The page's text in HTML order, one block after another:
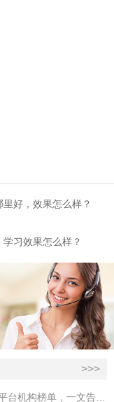
好，效果怎么样？
习效果怎么样？
>>>